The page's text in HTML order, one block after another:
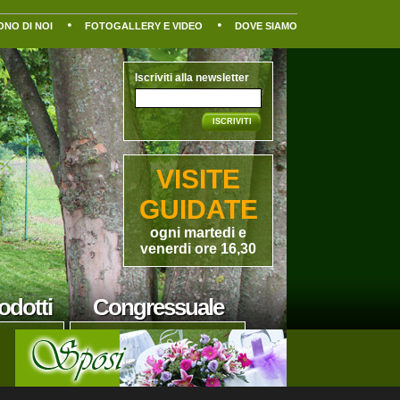
DI NOI FOTOGALLERY E VIDEO DOVE SIAMO
Iscriviti alla newsletter
ISCRIVITI
VISITE
GUIDATE
ogni martedie
venerdiore 16,30
una gamma
e di
officinali ed
Congressuale
Location, tranquilla, rilassante ed
immersa nel verde. Particolarmente
adatta ai meeting: favorisce la
concentrazione e l'apprendimento.